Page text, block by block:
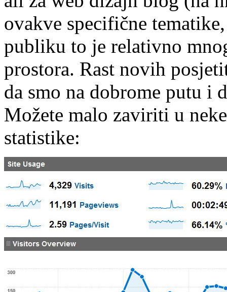
ovakve specifične
publiku to je relativno
prostora. Rast novih
da smo na dobrome putu i
Možete malo zaviriti u
statistike: